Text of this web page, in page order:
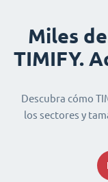
Miles
TIMIFY.
Descubra cómo
los sectores y